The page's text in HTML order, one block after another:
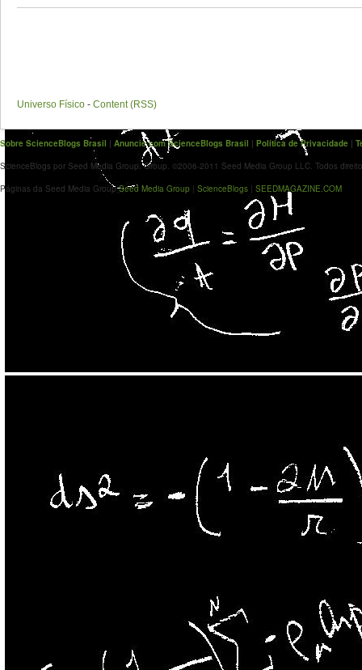
Universo Físico - Content (RSS)
Sobre ScienceBlogs Brasil | Anuncie com ScienceBlogs Brasil | Política de Privacidade |
ScienceBlogs por Seed Media Group. Group. ©2006-2011 Seed Media Group LLC. Todos
Páginas da Seed Media GroupSeed Media Group | ScienceBlogs | SEEDMAGAZINE.COM